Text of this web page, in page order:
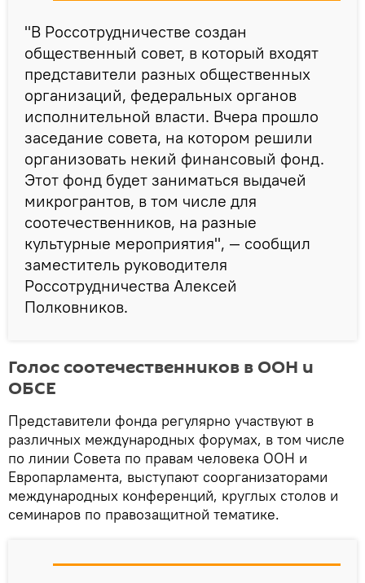
"В Россотрудничестве создан
общественный совет, в который входят
представители разных общественных
организаций, федеральных органов
исполнительной власти. Вчера прошло
заседание совета, на котором решили
организовать некий финансовый фонд.
Этот фонд будет заниматься выдачей
микрогрантов, в том числе для
соотечественников, на разные
культурные мероприятия", — сообщил
заместитель руководителя
Россотрудничества Алексей
Полковников.
Голос соотечественников в ООН и
ОБСЕ
Представители фонда регулярно участвуют в
различных международных форумах, в том числе
по линии Совета по правам человека ООН и
Европарламента, выступают соорганизаторами
международных конференций, круглых столов и
семинаров по правозащитной тематике.